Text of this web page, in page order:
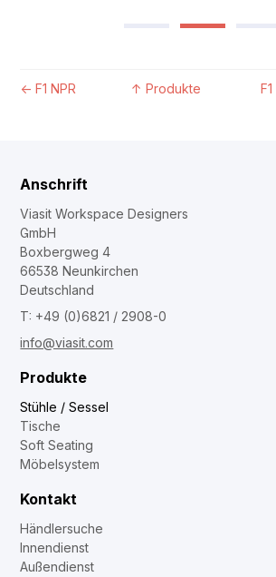
←F1 NPR ↑Produkte
Anschrift
Viasit Workspace Designers
GmbH
Boxbergweg 4
66538 Neunkirchen
Deutschland
T: +49 (0)6821 / 2908-0
info@viasit.com
Produkte
Stühle / Sessel
Tische
Soft Seating
Möbelsystem
Kontakt
Händlersuche
Innendienst
Außendienst